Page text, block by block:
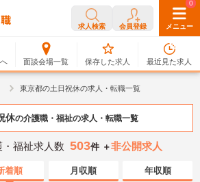
求人検索 会員登録 メニュー
面談会場一覧
0
保存した求人
0
最近見た求人
東京都の土日祝休の求人・転職一覧
休の介護職・福祉の求人・転職一覧
福祉求人数 503件 ＋非公開求人
着順 月収順 年収順